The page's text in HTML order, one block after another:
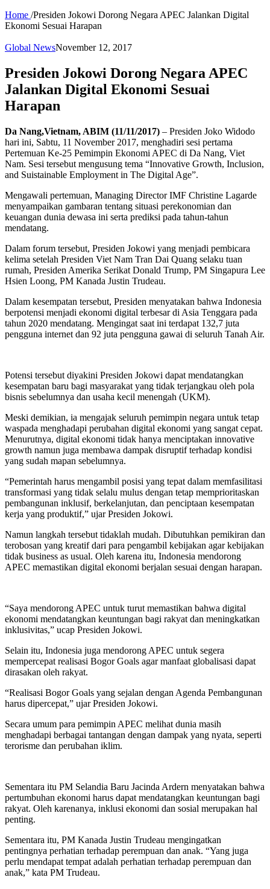
Home /Presiden Jokowi Dorong Negara APEC Jalankan Digital
Ekonomi Sesuai Harapan
Global NewsNovember 12, 2017
Presiden Jokowi Dorong Negara APEC
Jalankan Digital Ekonomi Sesuai
Harapan
Da Nang,Vietnam, ABIM (11/11/2017) – Presiden Joko Widodo
hari ini, Sabtu, 11 November 2017, menghadiri sesi pertama
Pertemuan Ke-25 Pemimpin Ekonomi APEC di Da Nang, Viet
Nam. Sesi tersebut mengusung tema “Innovative Growth, Inclusion,
and Suistainable Employment in The Digital Age”.
Mengawali pertemuan, Managing Director IMF Christine Lagarde
menyampaikan gambaran tentang situasi perekonomian dan
keuangan dunia dewasa ini serta prediksi pada tahun-tahun
mendatang.
Dalam forum tersebut, Presiden Jokowi yang menjadi pembicara
kelima setelah Presiden Viet Nam Tran Dai Quang selaku tuan
rumah, Presiden Amerika Serikat Donald Trump, PM Singapura Lee
Hsien Loong, PM Kanada Justin Trudeau.
Dalam kesempatan tersebut, Presiden menyatakan bahwa Indonesia
berpotensi menjadi ekonomi digital terbesar di Asia Tenggara pada
tahun 2020 mendatang. Mengingat saat ini terdapat 132,7 juta
pengguna internet dan 92 juta pengguna gawai di seluruh Tanah Air.
Potensi tersebut diyakini Presiden Jokowi dapat mendatangkan
kesempatan baru bagi masyarakat yang tidak terjangkau oleh pola
bisnis sebelumnya dan usaha kecil menengah (UKM).
Meski demikian, ia mengajak seluruh pemimpin negara untuk tetap
waspada menghadapi perubahan digital ekonomi yang sangat cepat.
Menurutnya, digital ekonomi tidak hanya menciptakan innovative
growth namun juga membawa dampak disruptif terhadap kondisi
yang sudah mapan sebelumnya.
“Pemerintah harus mengambil posisi yang tepat dalam memfasilitasi
transformasi yang tidak selalu mulus dengan tetap memprioritaskan
pembangunan inklusif, berkelanjutan, dan penciptaan kesempatan
kerja yang produktif,” ujar Presiden Jokowi.
Namun langkah tersebut tidaklah mudah. Dibutuhkan pemikiran dan
terobosan yang kreatif dari para pengambil kebijakan agar kebijakan
tidak business as usual. Oleh karena itu, Indonesia mendorong
APEC memastikan digital ekonomi berjalan sesuai dengan harapan.
“Saya mendorong APEC untuk turut memastikan bahwa digital
ekonomi mendatangkan keuntungan bagi rakyat dan meningkatkan
inklusivitas,” ucap Presiden Jokowi.
Selain itu, Indonesia juga mendorong APEC untuk segera
mempercepat realisasi Bogor Goals agar manfaat globalisasi dapat
dirasakan oleh rakyat.
“Realisasi Bogor Goals yang sejalan dengan Agenda Pembangunan
harus dipercepat,” ujar Presiden Jokowi.
Secara umum para pemimpin APEC melihat dunia masih
menghadapi berbagai tantangan dengan dampak yang nyata, seperti
terorisme dan perubahan iklim.
Sementara itu PM Selandia Baru Jacinda Ardern menyatakan bahwa
pertumbuhan ekonomi harus dapat mendatangkan keuntungan bagi
rakyat. Oleh karenanya, inklusi ekonomi dan sosial merupakan hal
penting.
Sementara itu, PM Kanada Justin Trudeau mengingatkan
pentingnya perhatian terhadap perempuan dan anak. “Yang juga
perlu mendapat tempat adalah perhatian terhadap perempuan dan
anak,” kata PM Trudeau.